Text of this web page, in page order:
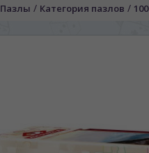
Пазлы / Категория пазлов /